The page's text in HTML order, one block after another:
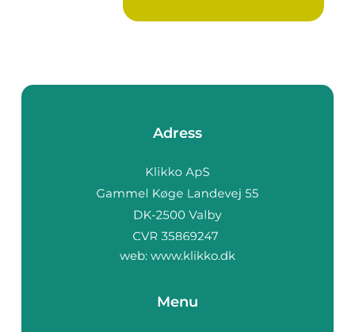
Adress
web: www.klikko.dk
Menu